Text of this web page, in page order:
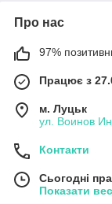
Про нас
97%
Працює з
м. Луцьк
ул. Воинов
Контакти
Сьогодні
Показати